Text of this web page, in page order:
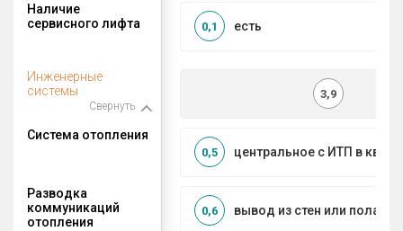
Наличие
сервисного лифта
есть
0,1
Инженерные
системы
Свернуть
3,9
Система отопления
центральное с ИТП в
0,5
Разводка
коммуникаций
отопления
вывод из стен или пола
0,6